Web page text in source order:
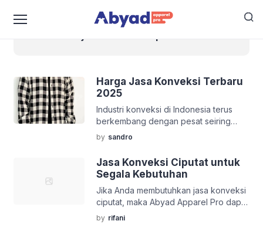
Harga Jasa Konveksi Terbaru
2025
Industri konveksi di Indonesia terus
berkembang dengan pesat seiring
meningkatnya permintaan akan pakaian
custom dan produk tekstil lainnya. Pada
tahun 2025, harga jasa konveksi
mengalami beberapa perubahan yang
dipengaruhi oleh berbagai faktor,
seperti bahan baku, biaya produksi,
dan jumlah pesanan. Berikut adalah
informasi terbaru mengenai harga jasa
by sandro
Jasa Konveksi Ciputat untuk
Segala Kebutuhan
Jika Anda membutuhkan jasa konveksi
ciputat, maka Abyad Apparel Pro dapat
menjadi solusinya. Abyad Apparel Pro
merupakan usaha yang bergerak di
by rifani